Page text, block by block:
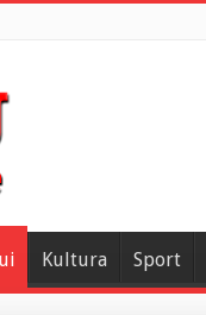
Kultura Sport